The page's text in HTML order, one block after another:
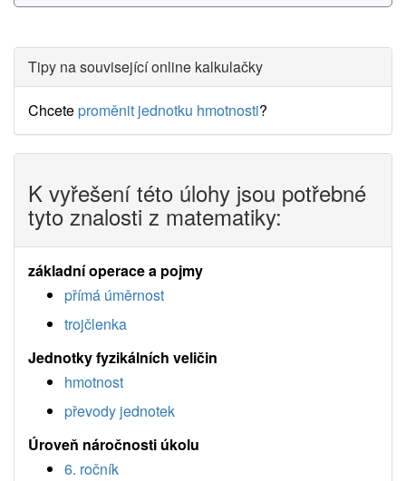
Tipy na související online kalkulačky
Chceteproměnit jednotku hmotnosti?
K vyřešení této úlohy jsou potřebné
tyto znalosti z matematiky:
základní operace a pojmy
přímá úměrnost
trojčlenka
Jednotky fyzikálních veličin
hmotnost
převody jednotek
Úroveň náročnosti úkolu
6. ročník